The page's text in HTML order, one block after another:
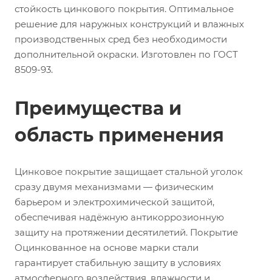
стойкость цинкового покрытия. Оптимальное
решение для наружных конструкций и влажных
производственных сред без необходимости
дополнительной окраски. Изготовлен по ГОСТ
8509-93.
Преимущества и
область применения
Цинковое покрытие защищает стальной уголок
сразу двумя механизмами — физическим
барьером и электрохимической защитой,
обеспечивая надёжную антикоррозионную
защиту на протяжении десятилетий. Покрытие
Оцинкованное на основе марки стали
гарантирует стабильную защиту в условиях